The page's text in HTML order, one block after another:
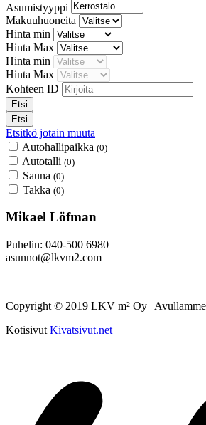
Asumistyyppi
Makuuhuoneita
Hinta min
Hinta Max
Hinta min
Hinta Max
Kohteen ID
Etsitkö jotain muuta
Autohallipaikka (0)
Autotalli (0)
Sauna (0)
Takka (0)
Mikael Löfman
Puhelin: 040-500 6980
asunnot@lkvm2.com
Copyright © 2019 LKV m² Oy |
Kotisivut Kivatsivut.net